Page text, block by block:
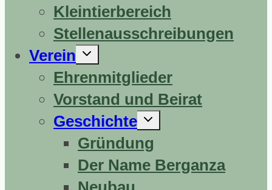
Kleintierbereich
Stellenausschreibungen
Verein
Untermenü
Ehrenmitglieder
Vorstand und Beirat
Geschichte
Untermenü
Gründung
Der Name Berganza